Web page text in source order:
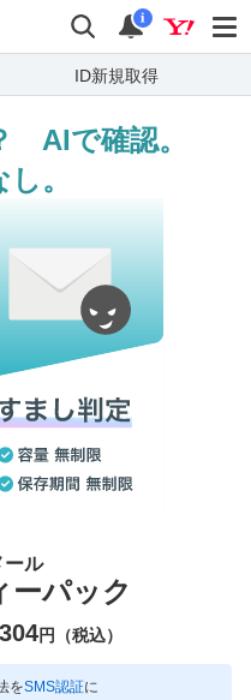
検索 通知
i
ID新規取得
AIで確認。
。
ル
ーパック
円（税込）
をSMS認証に